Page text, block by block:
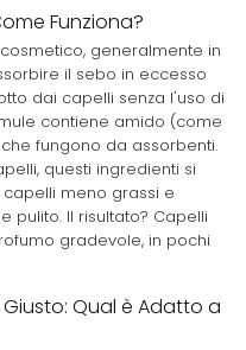
Funziona?
generalmente in
il sebo in eccesso
dai capelli senza l'uso di
contiene amido (come
fungono da assorbenti.
questi ingredienti si
meno grassi e
pulito. Il risultato? Capelli
gradevole, in pochi
Qual è Adatto a